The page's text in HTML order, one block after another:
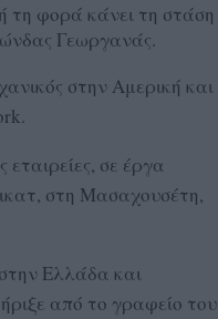
τη φορά κάνει τη στάση
Γεωργανάς.
στην Αμερική και
σε έργα
στη Μασαχουσέτη,
Ελλάδα και
από το γραφείο του